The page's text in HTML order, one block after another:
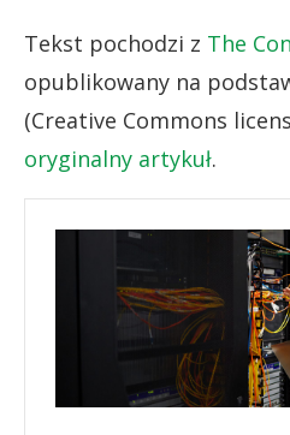
Tekst pochodzi z The
opublikowany na
(Creative Commons
oryginalny artykuł.